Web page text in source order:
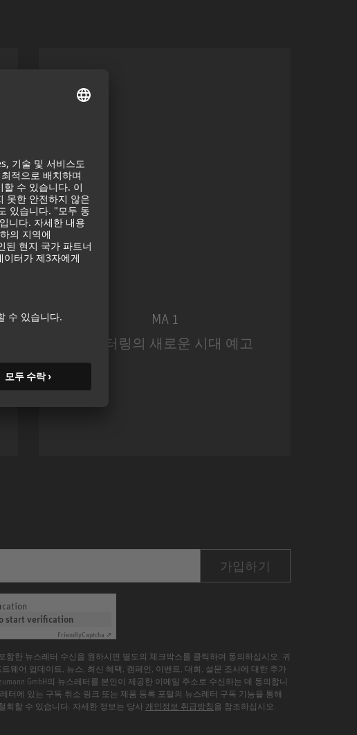
MA 1
모니터링의 새로운 시대 예고
가입하기
start verification
FriendlyCaptcha ⇗
함한 뉴스레터 수신을 원하시면 별도의 체크박스를 클릭하여 동의하십시오. 귀
웨어 업데이트, 뉴스, 최신 혜택, 캠페인, 이벤트, 대회, 설문 조사에 대한 추가
GmbH의 뉴스레터를 본인이 제공한 이메일 주소로 수신하는 데 동의합니
터에 있는 구독 취소 링크 또는 제품 등록 포털의 뉴스레터 구독 기능을 통해
회할 수 있습니다. 자세한 정보는 당사 개인정보 취급방침 을 참조하십시오.